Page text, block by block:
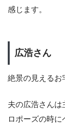
感じます。
広浩さん
絶景の見えるお
夫の広浩さんは
ロポーズの時